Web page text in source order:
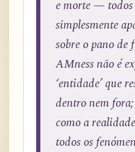
e morte — todos
simplesmente
sobre o pano
AMness não é
‘entidade’ que
dentro nem
como a
todos os